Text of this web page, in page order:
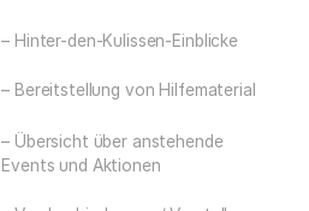
– Hinter-den-Kulissen-Einblicke
– Bereitstellung von Hilfematerial
– Übersicht über anstehende
Events und Aktionen